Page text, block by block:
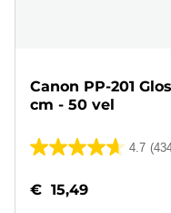
Canon PP-201
cm - 50 vel
4.7
4.7
de
€ 15,49